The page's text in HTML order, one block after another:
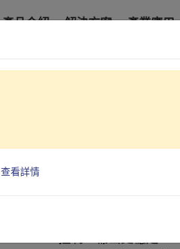
產品介紹 解決方案 產業應用
ESA-15
精準供料控制：槍
查看詳情